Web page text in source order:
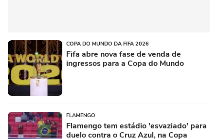
COPA DO MUNDO DA FIFA 2026
Fifa abre nova fase de venda de
ingressos para a Copa do Mundo
FLAMENGO
Flamengo tem estádio 'esvaziado' para
duelo contra o Cruz Azul, na Copa